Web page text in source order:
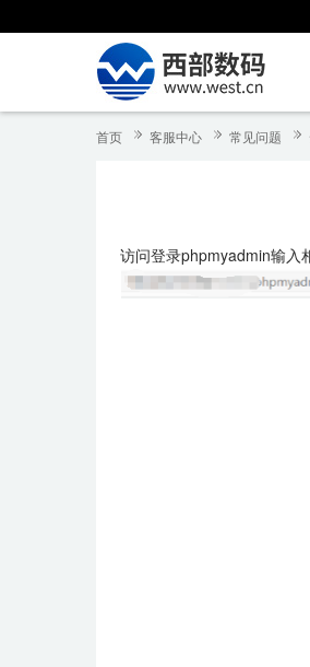
首页 客服中心 常见问题
访问登录phpmyadmin输入